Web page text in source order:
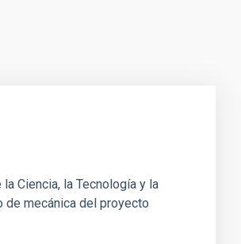
Ciencia, la Tecnología y la
de mecánica del proyecto